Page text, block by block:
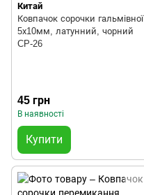
Китай
Ковпачок сорочки гальмівної
5х10мм, латунний, чорний
CP-26
45 грн
В наявності
Купити